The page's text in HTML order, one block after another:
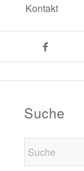
Kontakt
Suche